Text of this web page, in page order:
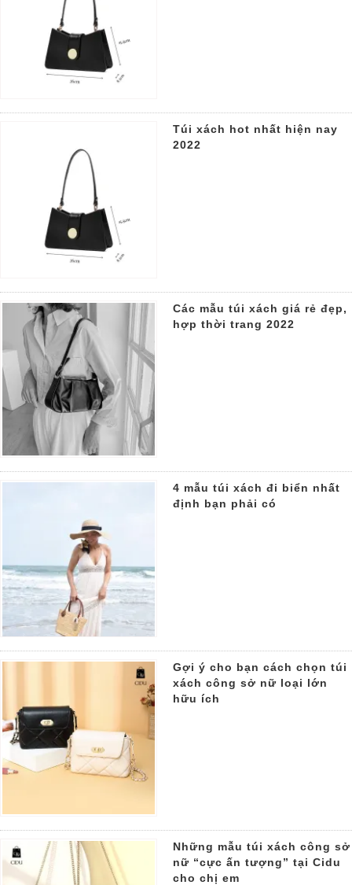
Túi xách hot nhất hiện nay
2022
Các mẫu túi xách giá rẻ đẹp,
hợp thời trang 2022
4 mẫu túi xách đi biển nhất
định bạn phải có
Gợi ý cho bạn cách chọn túi
xách công sở nữ loại lớn
hữu ích
Những mẫu túi xách công sở
nữ “cực ấn tượng” tại Cidu
cho chị em